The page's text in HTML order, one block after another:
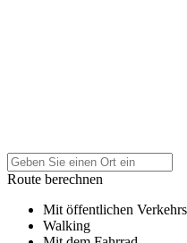
Route berechnen
Mit öffentlichen
Walking